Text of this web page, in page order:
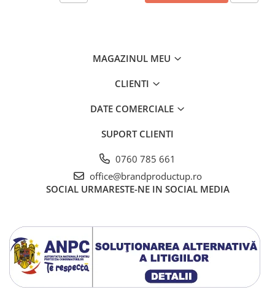
MAGAZINUL MEU
CLIENTI
DATE COMERCIALE
SUPORT CLIENTI
0760 785 661
office@brandproductup.ro
SOCIAL URMARESTE-NE IN SOCIAL MEDIA